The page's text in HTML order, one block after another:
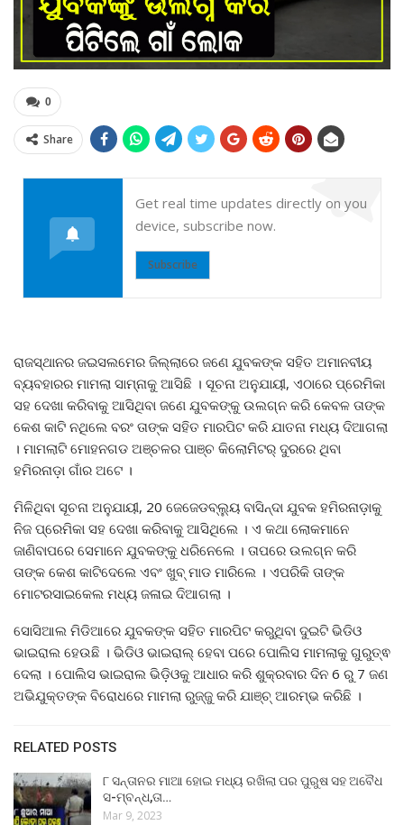
0
Share
Get real time updates directly on you
device, subscribe now.
Subscribe
ରାଜସ୍ଥାନର ଜଇସଲମେର ଜିଲ୍ଲାରେ ଜଣେ ଯୁବକଙ୍କ ସହିତ ଅମାନବୀୟ
ବ୍ୟବହାରର ମାମଲା ସାମ୍ନାକୁ ଆସିଛି । ସୂଚନା ଅନୁଯାୟୀ, ଏଠାରେ ପ୍ରେମିକା
ସହ ଦେଖା କରିବାକୁ ଆସିଥିବା ଜଣେ ଯୁବକଙ୍କୁ ଉଲଗ୍ନ କରି କେବଳ ତାଙ୍କ
କେଶ କାଟି ନଥିଲେ ବରଂ ତାଙ୍କ ସହିତ ମାରପିଟ କରି ଯାତନା ମଧ୍ୟ ଦିଆଗଲା
। ମାମଲାଟି ମୋହନଗଡ ଅଞ୍ଚଳର ପାଞ୍ଚ କିଲୋମିଟର୍ ଦୁରରେ ଥିବା
ହମିରନାଡ଼ା ଗାଁର ଅଟେ ।
ମିଳିଥିବା ସୂଚନା ଅନୁଯାୟୀ, 20 ଜେଜେଡବ୍ଲ୍ୟୁ ବାସିନ୍ଦା ଯୁବକ ହମିରନାଡ଼ାକୁ
ନିଜ ପ୍ରେମିକା ସହ ଦେଖା କରିବାକୁ ଆସିଥିଲେ । ଏ କଥା ଲୋକମାନେ
ଜାଣିବାପରେ ସେମାନେ ଯୁବକଙ୍କୁ ଧରିନେଲେ । ତାପରେ ଉଲଗ୍ନ କରି
ତାଙ୍କ କେଶ କାଟିଦେଲେ ଏବଂ ଖୁବ୍ ମାଡ ମାରିଲେ । ଏପରିକି ତାଙ୍କ
ମୋଟରସାଇକେଲ ମଧ୍ୟ ଜଳାଇ ଦିଆଗଲା ।
ସୋସିଆଲ ମିଡିଆରେ ଯୁବକଙ୍କ ସହିତ ମାରପିଟ କରୁଥିବା ଦୁଇଟି ଭିଡିଓ
ଭାଇରାଲ ହେଉଛି । ଭିଡିଓ ଭାଇରାଲ୍ ହେବା ପରେ ପୋଲିସ ମାମଲାକୁ ଗୁରୁତ୍ଵ
ଦେଲା । ପୋଲିସ ଭାଇରାଲ ଭିଡ଼ିଓକୁ ଆଧାର କରି ଶୁକ୍ରବାର ଦିନ 6 ରୁ 7 ଜଣ
ଅଭିଯୁକ୍ତଙ୍କ ବିରୋଧରେ ମାମଲା ରୁଜ୍ଜୁ କରି ଯାଞ୍ଚ୍ ଆରମ୍ଭ କରିଛି ।
RELATED POSTS
୮ ସନ୍ତାନର ମାଆ ହୋଇ ମଧ୍ୟ ରଖିଲା ପର ପୁରୁଷ ସହ ଅବୈଧ
ସ-ମ୍ବନ୍ଧ,ତା…
Mar 9, 2023